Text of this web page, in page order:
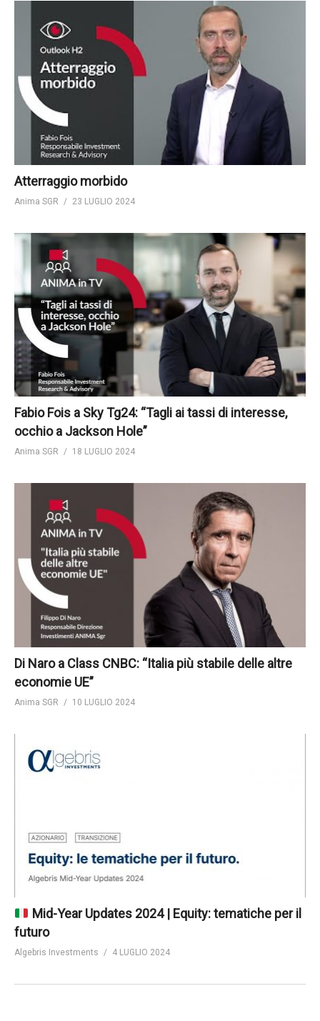
Atterraggio morbido
Anima SGR 23 LUGLIO 2024
Fabio Fois a Sky Tg24: “Tagli ai tassi di interesse,
occhio a Jackson Hole”
Anima SGR 18 LUGLIO 2024
Di Naro a Class CNBC: “Italia più stabile delle altre
economie UE”
Anima SGR 10 LUGLIO 2024
Mid-Year Updates 2024 | Equity: tematiche per il
futuro
Algebris Investments 4 LUGLIO 2024